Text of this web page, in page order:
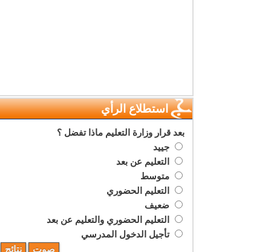
استطلاع الرأي
بعد قرار وزارة التعليم ماذا تفضل ؟
جييد
التعليم عن بعد
متوسط
التعليم الحضوري
ضعيف
التعليم الحضوري والتعليم عن بعد
تأجيل الدخول المدرسي